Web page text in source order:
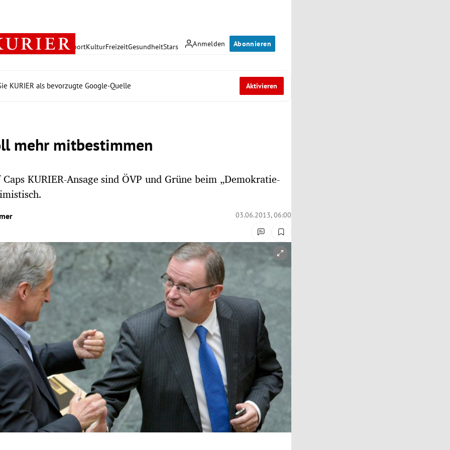
Anmelden Abonnieren
PolitikWirtschaft SportKulturFreizeitGesundheitStars
KURIER als bevorzugte Google-Quelle Aktivieren
mehr mitbestimmen
KURIER-Ansage sind ÖVP und Grüne beim „Demokratie-
03.06.2013, 06:00
öffnen/schließen